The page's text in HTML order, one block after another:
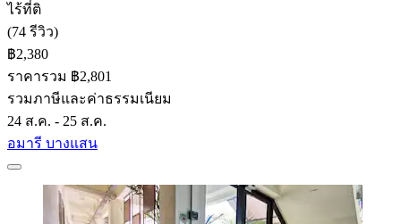
ไร้ที่ติ
(74 รีวิว)
฿2,380
ราคารวม ฿2,801
รวมภาษีและค่าธรรมเนียม
24 ส.ค. - 25 ส.ค.
อมารี บางแสน